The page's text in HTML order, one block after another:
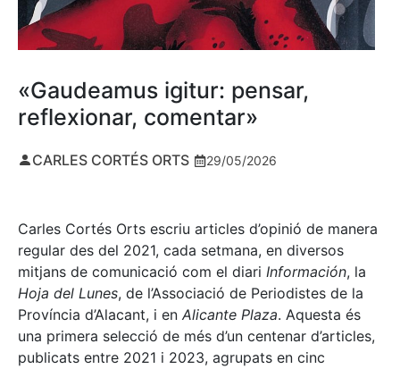
«Gaudeamus igitur: pensar,
reflexionar, comentar»
CARLES CORTÉS ORTS 29/05/2026
Carles Cortés Orts escriu articles d’opinió de manera
regular des del 2021, cada setmana, en diversos
mitjans de comunicació com el diari Información, la
Hoja del Lunes, de l’Associació de Periodistes de la
Província d’Alacant, i en Alicante Plaza. Aquesta és
una primera selecció de més d’un centenar d’articles,
publicats entre 2021 i 2023, agrupats en cinc